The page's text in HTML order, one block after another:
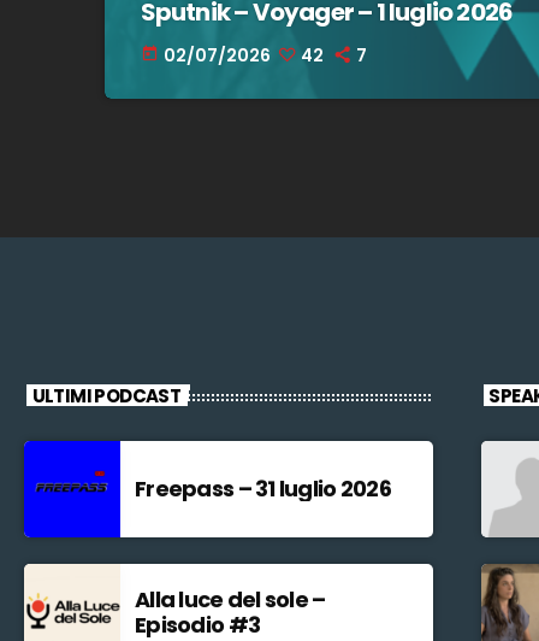
Sputnik – Voyager – 1 luglio 2026
today 02/07/2026 42 7
ULTIMI PODCAST
Freepass – 31 luglio 2026
Alla luce del sole –
Episodio #3